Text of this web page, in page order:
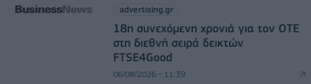
advertising.gr
18η συνεχόμενη χρονιά για τον ΟΤΕ
στη διεθνή σειρά δεικτών
FTSE4Good
06/08/2026 - 11:39